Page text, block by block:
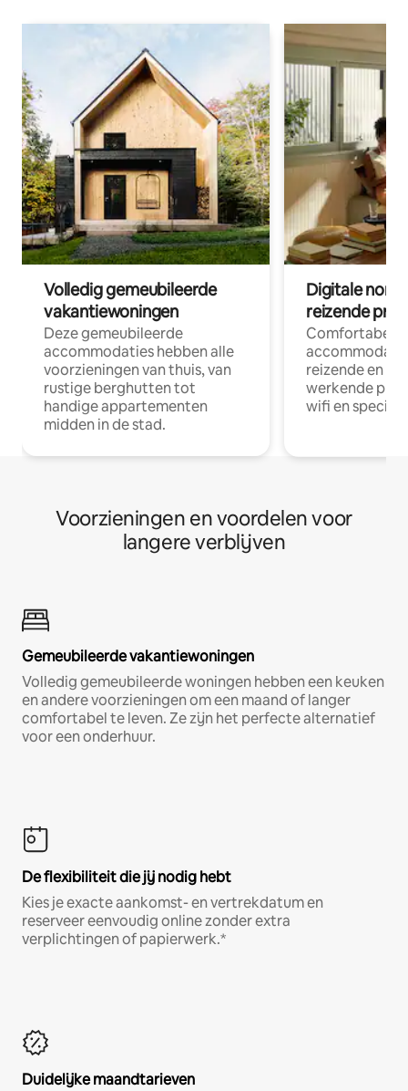
Volledig gemeubileerde
vakantiewoningen
Deze gemeubileerde
accommodaties hebben alle
voorzieningen van thuis, van
rustige berghutten tot
handige appartementen
midden in de stad.
Digitale
reizende
Comfortabele
reizende en
werkende
wifi en
Voorzieningen en voordelen voor
langere verblijven
Gemeubileerde vakantiewoningen
Volledig gemeubileerde woningen hebben een keuken
en andere voorzieningen om een maand of langer
comfortabel te leven. Ze zijn het perfecte alternatief
voor een onderhuur.
De flexibiliteit die jij nodig hebt
Kies je exacte aankomst- en vertrekdatum en
reserveer eenvoudig online zonder extra
verplichtingen of papierwerk.*
Duidelijke maandtarieven